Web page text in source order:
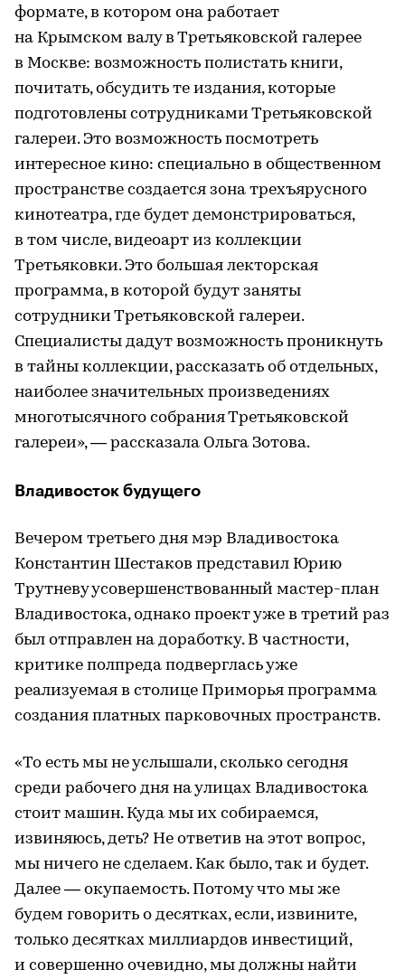
формате, в котором она работает
на Крымском валу в Третьяковской галерее
в Москве: возможность полистать книги,
почитать, обсудить те издания, которые
подготовлены сотрудниками Третьяковской
галереи. Это возможность посмотреть
интересное кино: специально в общественном
пространстве создается зона трехъярусного
кинотеатра, где будет демонстрироваться,
в том числе, видеоарт из коллекции
Третьяковки. Это большая лекторская
программа, в которой будут заняты
сотрудники Третьяковской галереи.
Специалисты дадут возможность проникнуть
в тайны коллекции, рассказать об отдельных,
наиболее значительных произведениях
многотысячного собрания Третьяковской
галереи», — рассказала Ольга Зотова.
Владивосток будущего
Вечером третьего дня мэр Владивостока
Константин Шестаков представил Юрию
Трутневу усовершенствованный мастер-план
Владивостока, однако проект уже в третий раз
был отправлен на доработку. В частности,
критике полпреда подверглась уже
реализуемая в столице Приморья программа
создания платных парковочных пространств.
«То есть мы не услышали, сколько сегодня
среди рабочего дня на улицах Владивостока
стоит машин. Куда мы их собираемся,
извиняюсь, деть? Не ответив на этот вопрос,
мы ничего не сделаем. Как было, так и будет.
Далее — окупаемость. Потому что мы же
будем говорить о десятках, если, извините,
только десятках миллиардов инвестиций,
и совершенно очевидно, мы должны найти